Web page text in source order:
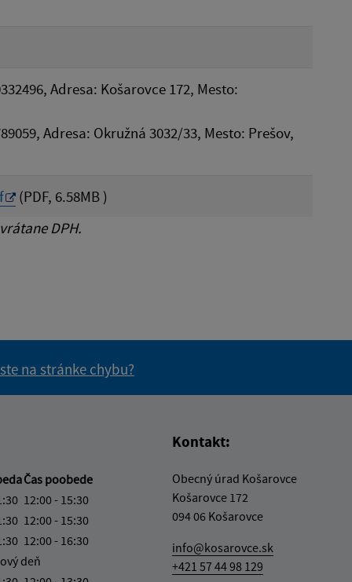
Adresa: Košarovce 172, Mesto:
Adresa: Okružná 3032/33, Mesto: Prešov,
(PDF, 6.58MB )
DPH.
na stránke chybu?
Čas poobede
12:00 - 15:30
12:00 - 15:30
12:00 - 16:30
deň
Kontakt:
Obecný úrad Košarovce
Košarovce 172
094 06 Košarovce
info@kosarovce.sk
+421 57 44 98 129